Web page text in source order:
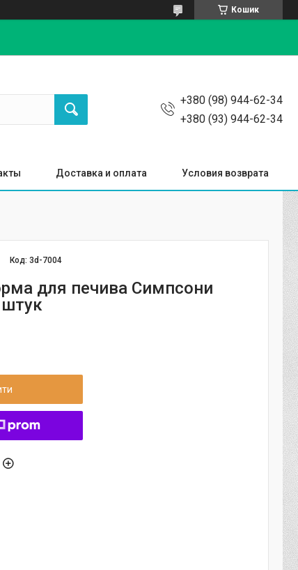
Кошик
+380 (98) 944-62-34
+380 (93) 944-62-34
Доставка и оплата Условия возврата
Код:3d-7004
для печива Симпсони
штук